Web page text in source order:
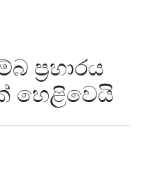
ප්‍රහාරය
හෙළිවෙයි